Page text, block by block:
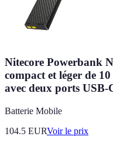
Nitecore Powerbank
compact et léger de
avec deux ports USB-
Batterie Mobile
104.5 EURVoir le prix